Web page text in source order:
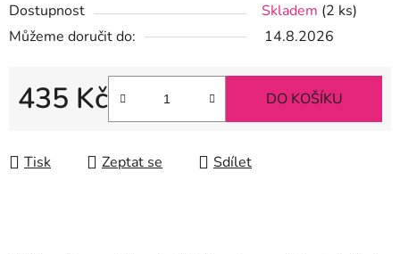
Dostupnost Skladem (2 ks)
Můžeme doručit do:
14.8.2026
435 Kč DO KOŠÍKU
Tisk Zeptat se Sdílet